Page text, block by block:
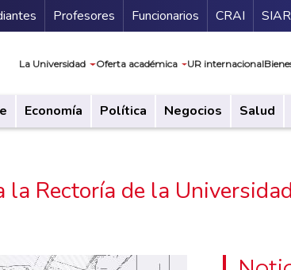
Profesores Funcionarios Guía
CRAI SIAR
La Universidad Oferta académica UR internacional
Economía Política Negocios Salud
Rectoría de la